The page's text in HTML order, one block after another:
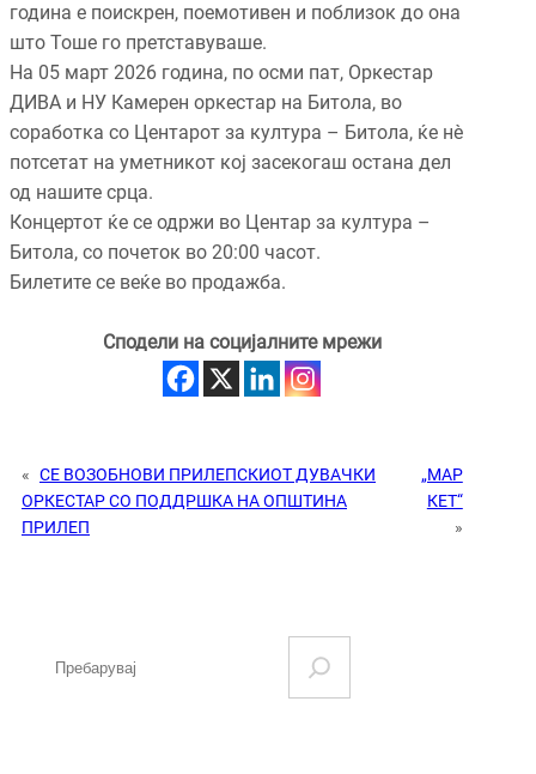
година е поискрен, поемотивен и поблизок до она
што Тоше го претставуваше.
На 05 март 2026 година, по осми пат, Оркестар
ДИВА и НУ Камерен оркестар на Битола, во
соработка со Центарот за култура – Битола, ќе нè
потсетат на уметникот кој засекогаш остана дел
од нашите срца.
Концертот ќе се одржи во Центар за култура –
Битола, со почеток во 20:00 часот.
Билетите се веќе во продажба.
Сподели на социјалните мрежи
« СЕ ВОЗОБНОВИ ПРИЛЕПСКИОТ ДУВАЧКИ
ОРКЕСТАР СО ПОДДРШКА НА ОПШТИНА
ПРИЛЕП
„МАР
КЕТ“
»